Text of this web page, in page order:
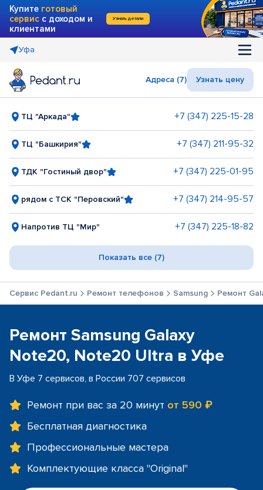
Купите готовый
сервис с доходом и
клиентами
Узнать детали
Уфа
Адреса (7) Узнать цену
ТЦ "Аркада" +7 (347) 225-15-28
ТЦ "Башкирия" +7 (347) 211-95-32
ТДК "Гостиный двор" +7 (347) 225-01-95
рядом с ТСК "Перовский" +7 (347) 214-95-57
Напротив ТЦ "Мир" +7 (347) 225-18-82
Показать все (7)
Сервис Pedant.ru Ремонт телефонов Samsung Ремонт
Ремонт Samsung Galaxy
Note20, Note20 Ultra в Уфе
В Уфе 7 сервисов, в России 707 сервисов
Ремонт при вас за 20 минут от 590 ₽
Бесплатная диагностика
Профессиональные мастера
Комплектующие класса "Original"